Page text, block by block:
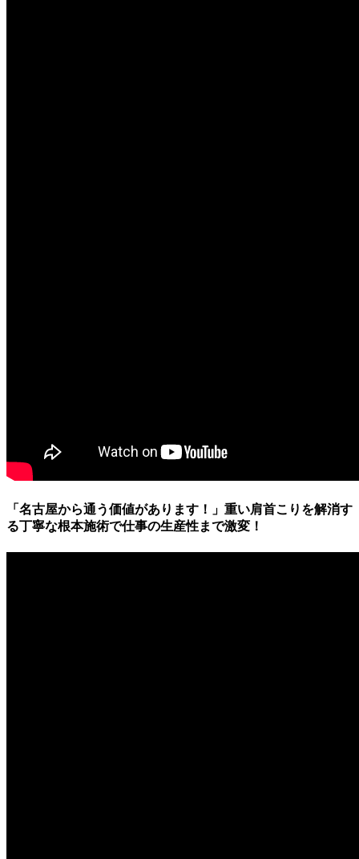
「名古屋から通う価値があります！」重い肩首こりを解消す
る丁寧な根本施術で仕事の生産性まで激変！